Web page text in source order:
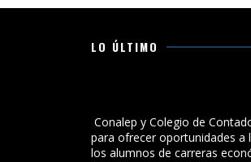
LO ÚLTIMO
Conalep y Colegio de
para ofrecer oportunidades a
los alumnos de carreras